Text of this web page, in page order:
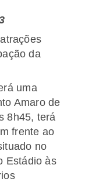
da
uma
Amaro de
8h45, terá
frente ao
no
Estádio às